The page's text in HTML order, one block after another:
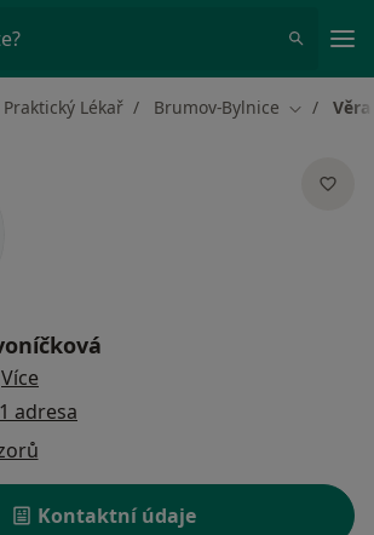
Praktický Lékař Brumov-Bylnice Změna
Více
1 adresa
Kontaktní údaje